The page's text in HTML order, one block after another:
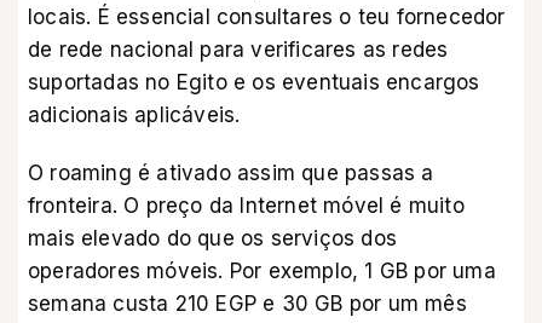
locais. É essencial consultares o teu fornecedor
de rede nacional para verificares as redes
suportadas no Egito e os eventuais encargos
adicionais aplicáveis.
O roaming é ativado assim que passas a
fronteira. O preço da Internet móvel é muito
mais elevado do que os serviços dos
operadores móveis. Por exemplo, 1 GB por uma
semana custa 210 EGP e 30 GB por um mês